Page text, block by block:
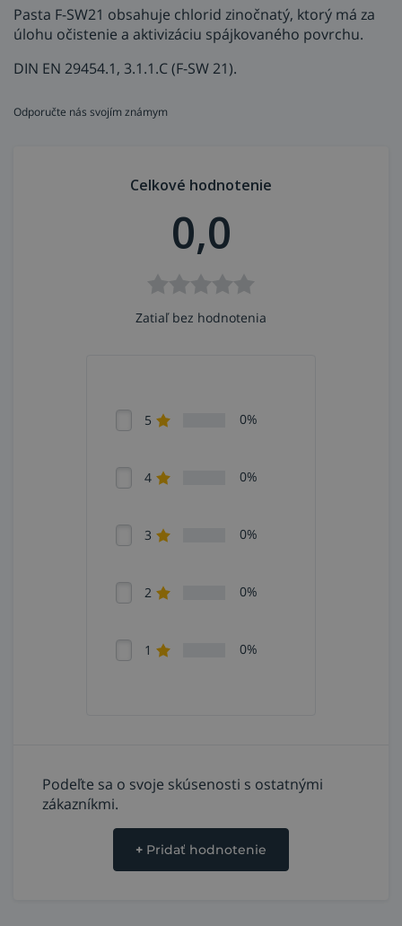
Pasta F-SW21 obsahuje chlorid zinočnatý, ktorý má za
úlohu očistenie a aktivizáciu spájkovaného povrchu.
DIN EN 29454.1, 3.1.1.C (F-SW 21).
Odporučte nás svojím známym
Celkové hodnotenie
0,0
Zatiaľ bez hodnotenia
5 0%
4 0%
3 0%
2 0%
1 0%
Podeľte sa o svoje skúsenosti s ostatnými
zákazníkmi.
+ Pridať hodnotenie